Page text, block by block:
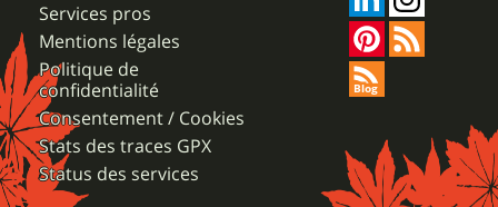
Services pros
Mentions légales
Politique de
confidentialité
Consentement / Cookies
Stats des traces GPX
Status des services